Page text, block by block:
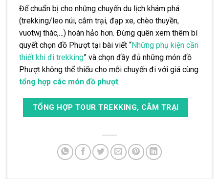
Để chuẩn bị cho những chuyến du lịch khám phá
(trekking/leo núi, cắm trại, đạp xe, chèo thuyền,
vuotwj thác,…) hoàn hảo hơn. Đừng quên xem thêm bí
quyết chọn đồ Phượt tại bài viết “Những phụ kiện cần
thiết khi đi trekking” và chọn đầy đủ những món đồ
Phượt không thể thiếu cho mỗi chuyến đi với giá cùng
tổng hợp các món đồ phượt.
TỔNG HỢP TOUR TREKKING, CẮM TRẠI